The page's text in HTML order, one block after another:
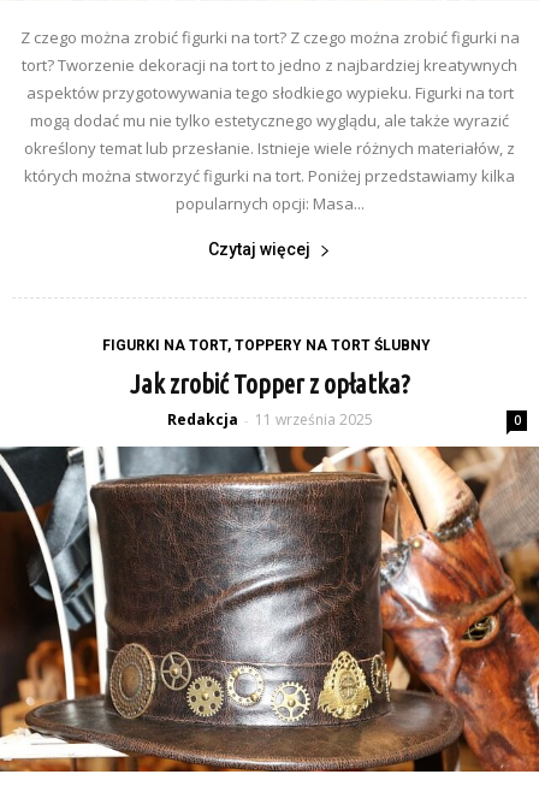
Z czego można zrobić figurki na tort? Z czego można zrobić figurki na
tort? Tworzenie dekoracji na tort to jedno z najbardziej kreatywnych
aspektów przygotowywania tego słodkiego wypieku. Figurki na tort
mogą dodać mu nie tylko estetycznego wyglądu, ale także wyrazić
określony temat lub przesłanie. Istnieje wiele różnych materiałów, z
których można stworzyć figurki na tort. Poniżej przedstawiamy kilka
popularnych opcji: Masa...
Czytaj więcej
FIGURKI NA TORT, TOPPERY NA TORT ŚLUBNY
Jak zrobić Topper z opłatka?
Redakcja - 11 września 2025 0